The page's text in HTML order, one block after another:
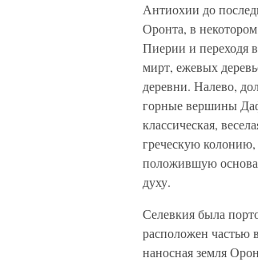
Антиохии до
Оронта, в
Пиерии и переходя
мирт, ежевых
деревни. Налево,
горные вершины
классическая,
греческую колонию,
положившую
духу.
Селевкия была
расположен частью
наносная земля